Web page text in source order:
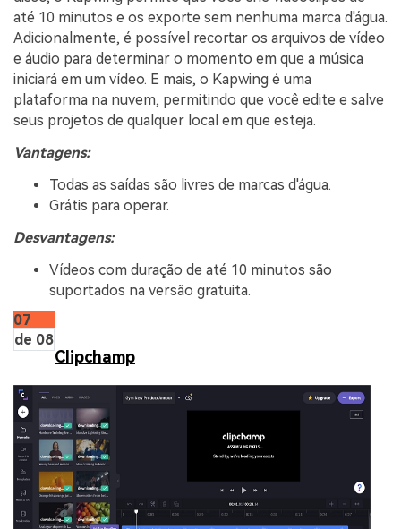
até 10 minutos e os exporte sem nenhuma marca d'água.
Adicionalmente, é possível recortar os arquivos de vídeo
e áudio para determinar o momento em que a música
iniciará em um vídeo. E mais, o Kapwing é uma
plataforma na nuvem, permitindo que você edite e salve
seus projetos de qualquer local em que esteja.
Vantagens:
Todas as saídas são livres de marcas d'água.
Grátis para operar.
Desvantagens:
Vídeos com duração de até 10 minutos são
suportados na versão gratuita.
07
de 08
Clipchamp